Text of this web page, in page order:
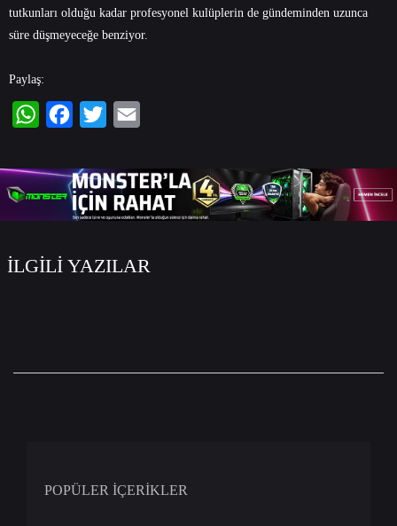
tutkunları olduğu kadar profesyonel kulüplerin de gündeminden uzunca
süre düşmeyeceğe benziyor.
Paylaş:
İLGİLİ YAZILAR
POPÜLER İÇERİKLER